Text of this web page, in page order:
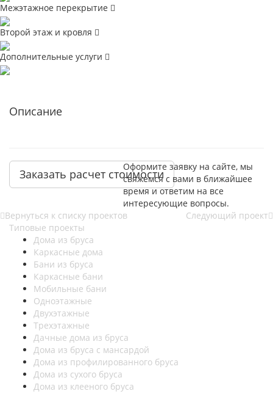
Межэтажное перекрытие
Второй этаж и кровля
Дополнительные услуги
Описание
Заказать расчет стоимости
Оформите заявку на сайте, мы
свяжемся с вами в ближайшее
время и ответим на все
интересующие вопросы.
Вернуться к списку проектов
Следующий проект
Типовые проекты
Дома из бруса
Каркасные дома
Бани из бруса
Каркасные бани
Мобильные бани
Одноэтажные
Двухэтажные
Трехэтажные
Дачные дома из бруса
Дома из бруса с мансардой
Дома из профилированного бруса
Дома из сухого бруса
Дома из клееного бруса